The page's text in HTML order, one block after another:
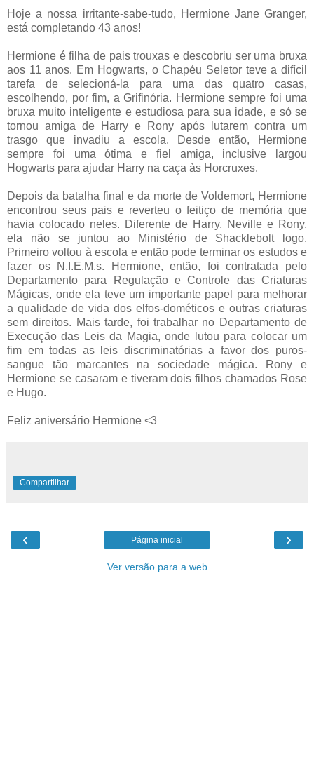
Hoje a nossa irritante-sabe-tudo, Hermione Jane Granger,
está completando 43 anos!
Hermione é filha de pais trouxas e descobriu ser uma bruxa
aos 11 anos. Em Hogwarts, o Chapéu Seletor teve a difícil
tarefa de selecioná-la para uma das quatro casas,
escolhendo, por fim, a Grifinória. Hermione sempre foi uma
bruxa muito inteligente e estudiosa para sua idade, e só se
tornou amiga de Harry e Rony após lutarem contra um
trasgo que invadiu a escola. Desde então, Hermione
sempre foi uma ótima e fiel amiga, inclusive largou
Hogwarts para ajudar Harry na caça às Horcruxes.
Depois da batalha final e da morte de Voldemort, Hermione
encontrou seus pais e reverteu o feitiço de memória que
havia colocado neles. Diferente de Harry, Neville e Rony,
ela não se juntou ao Ministério de Shacklebolt logo.
Primeiro voltou à escola e então pode terminar os estudos e
fazer os N.I.E.M.s. Hermione, então, foi contratada pelo
Departamento para Regulação e Controle das Criaturas
Mágicas, onde ela teve um importante papel para melhorar
a qualidade de vida dos elfos-dométicos e outras criaturas
sem direitos. Mais tarde, foi trabalhar no Departamento de
Execução das Leis da Magia, onde lutou para colocar um
fim em todas as leis discriminatórias a favor dos puros-
sangue tão marcantes na sociedade mágica. Rony e
Hermione se casaram e tiveram dois filhos chamados Rose
e Hugo.
Feliz aniversário Hermione <3
Compartilhar
‹ ›
Página inicial
Ver versão para a web